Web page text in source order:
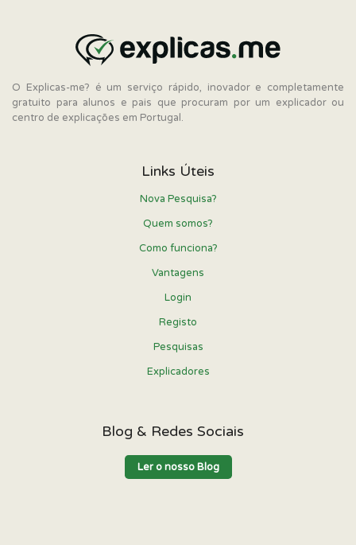
O Explicas-me? é um serviço rápido, inovador e completamente
gratuito para alunos e pais que procuram por um explicador ou
centro de explicações em Portugal.
Links Úteis
Nova Pesquisa?
Quem somos?
Como funciona?
Vantagens
Login
Registo
Pesquisas
Explicadores
Blog & Redes Sociais
Ler o nosso Blog